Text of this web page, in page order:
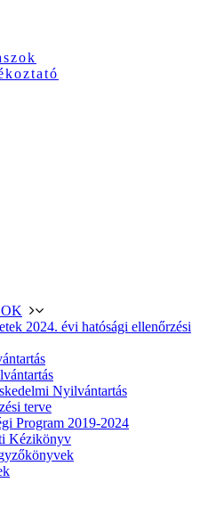
2024. évi hatósági ellenőrzési
Nyilvántartás
terve
Program 2019-2024
Kézikönyv